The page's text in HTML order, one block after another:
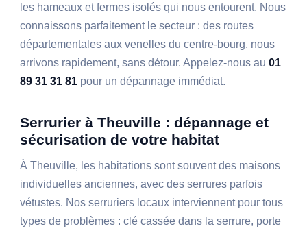
les hameaux et fermes isolés qui nous entourent. Nous
connaissons parfaitement le secteur : des routes
départementales aux venelles du centre-bourg, nous
arrivons rapidement, sans détour. Appelez-nous au01
89 31 31 81 pour un dépannage immédiat.
Serrurier à Theuville : dépannage et
sécurisation de votre habitat
À Theuville, les habitations sont souvent des maisons
individuelles anciennes, avec des serrures parfois
vétustes. Nos serruriers locaux interviennent pour tous
types de problèmes : clé cassée dans la serrure, porte